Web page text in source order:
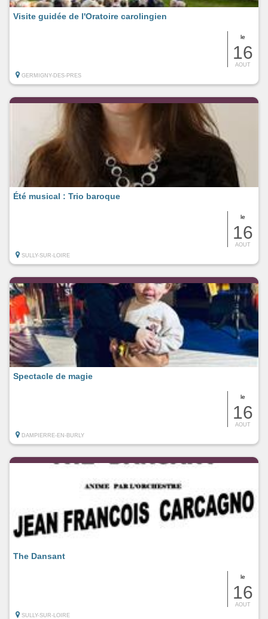
le
16
AOUT
Visite guidée de l'Oratoire carolingien
GERMIGNY-DES-PRES
le
16
AOUT
Été musical : Trio baroque
SULLY-SUR-LOIRE
le
16
AOUT
Spectacle de magie
DAMPIERRE-EN-BURLY
le
16
AOUT
The Dansant
SULLY-SUR-LOIRE